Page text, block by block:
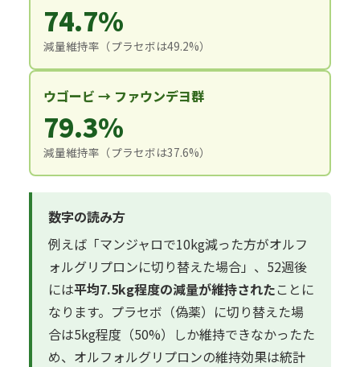
74.7%
減量維持率（プラセボは49.2%）
ウゴービ → ファウンデヨ群
79.3%
減量維持率（プラセボは37.6%）
数字の読み方
例えば「マンジャロで10kg減った方がオルフ
ォルグリプロンに切り替えた場合」、52週後
には平均7.5kg程度の減量が維持されたことに
なります。プラセボ（偽薬）に切り替えた場
合は5kg程度（50%）しか維持できなかったた
め、オルフォルグリプロンの維持効果は統計